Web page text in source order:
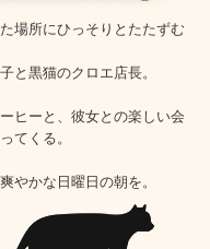
場所にひっそりとたたずむ
と黒猫のクロエ店長。
ヒーと、彼女との楽しい会
てくる。
やかな日曜日の朝を。